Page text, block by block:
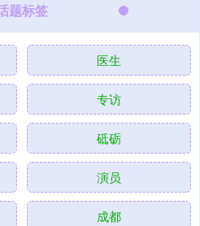
题标签
医生
专访
砥砺
演员
成都